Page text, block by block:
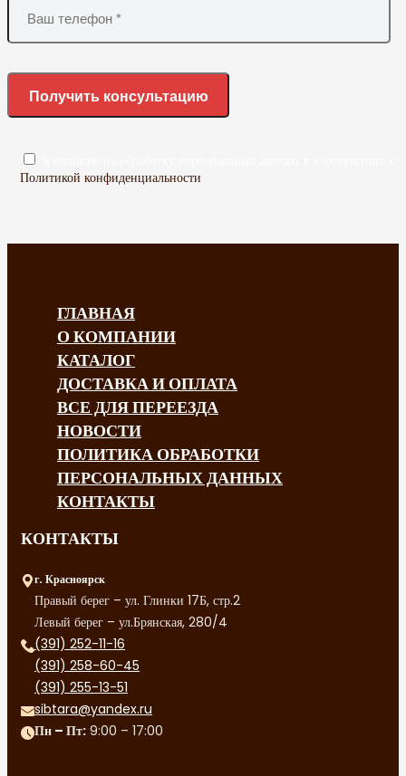
Политикой конфиденциальности
ГЛАВНАЯ
О КОМПАНИИ
КАТАЛОГ
ДОСТАВКА И ОПЛАТА
ВСЕ ДЛЯ ПЕРЕЕЗДА
НОВОСТИ
ПОЛИТИКА ОБРАБОТКИ
ПЕРСОНАЛЬНЫХ ДАННЫХ
КОНТАКТЫ
КОНТАКТЫ
г. Красноярск
Правый берег – ул. Глинки 17Б, стр.2
Левый берег – ул.Брянская, 280/4
sibtara@yandex.ru
Пн – Пт: 9:00 – 17:00
(391) 252-11-16
(391) 258-60-45
(391) 255-13-51